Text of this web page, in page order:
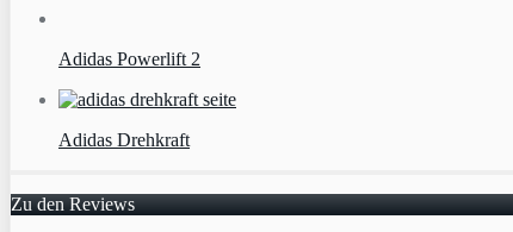
Adidas Powerlift 2
Adidas Drehkraft
Zu den Reviews